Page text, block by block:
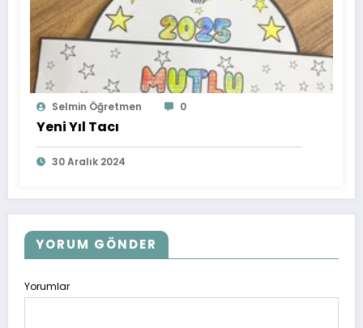
Selmin Öğretmen 0
Yeni Yıl Tacı
30 Aralık 2024
YORUM GÖNDER
Yorumlar